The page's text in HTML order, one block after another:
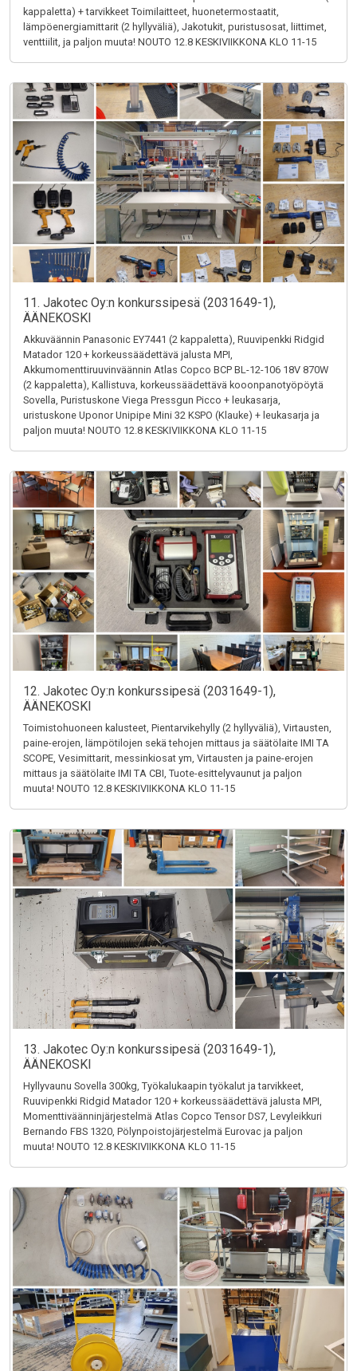
kappaletta) + tarvikkeet Toimilaitteet, huonetermostaatit,
lämpöenergiamittarit (2 hyllyväliä), Jakotukit, puristusosat, liittimet,
venttiilit, ja paljon muuta! NOUTO 12.8 KESKIVIIKKONA KLO 11-15
11. Jakotec Oy:n konkurssipesä (2031649-1),
ÄÄNEKOSKI
Akkuväännin Panasonic EY7441 (2 kappaletta), Ruuvipenkki Ridgid
Matador 120 + korkeussäädettävä jalusta MPI,
Akkumomenttiruuvinväännin Atlas Copco BCP BL-12-106 18V 870W
(2 kappaletta), Kallistuva, korkeussäädettävä kooonpanotyöpöytä
Sovella, Puristuskone Viega Pressgun Picco + leukasarja,
uristuskone Uponor Unipipe Mini 32 KSPO (Klauke) + leukasarja ja
paljon muuta! NOUTO 12.8 KESKIVIIKKONA KLO 11-15
12. Jakotec Oy:n konkurssipesä (2031649-1),
ÄÄNEKOSKI
Toimistohuoneen kalusteet, Pientarvikehylly (2 hyllyväliä), Virtausten,
paine-erojen, lämpötilojen sekä tehojen mittaus ja säätölaite IMI TA
SCOPE, Vesimittarit, messinkiosat ym, Virtausten ja paine-erojen
mittaus ja säätölaite IMI TA CBI, Tuote-esittelyvaunut ja paljon
muuta! NOUTO 12.8 KESKIVIIKKONA KLO 11-15
13. Jakotec Oy:n konkurssipesä (2031649-1),
ÄÄNEKOSKI
Hyllyvaunu Sovella 300kg, Työkalukaapin työkalut ja tarvikkeet,
Ruuvipenkki Ridgid Matador 120 + korkeussäädettävä jalusta MPI,
Momenttiväänninjärjestelmä Atlas Copco Tensor DS7, Levyleikkuri
Bernando FBS 1320, Pölynpoistojärjestelmä Eurovac ja paljon
muuta! NOUTO 12.8 KESKIVIIKKONA KLO 11-15